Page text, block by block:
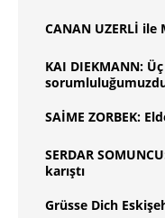
CANAN UZERLİ
KAI DIEKMANN:
SAİME ZORBEK:
SERDAR
karıştı
Grüsse Dich